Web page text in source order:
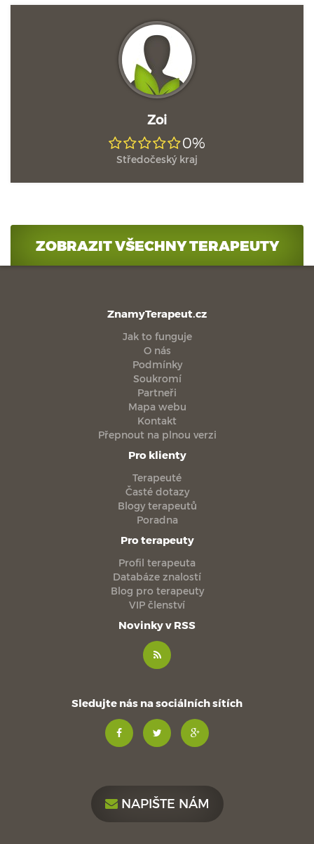
Zoi
0%
Středočeský kraj
ZOBRAZIT VŠECHNY TERAPEUTY
ZnamyTerapeut.cz
Jak to funguje
O nás
Podmínky
Soukromí
Partneři
Mapa webu
Kontakt
Přepnout na plnou verzi
Pro klienty
Terapeuté
Časté dotazy
Blogy terapeutů
Poradna
Pro terapeuty
Profil terapeuta
Databáze znalostí
Blog pro terapeuty
VIP členství
Novinky v RSS
Sledujte nás na sociálních sítích
NAPIŠTE NÁM